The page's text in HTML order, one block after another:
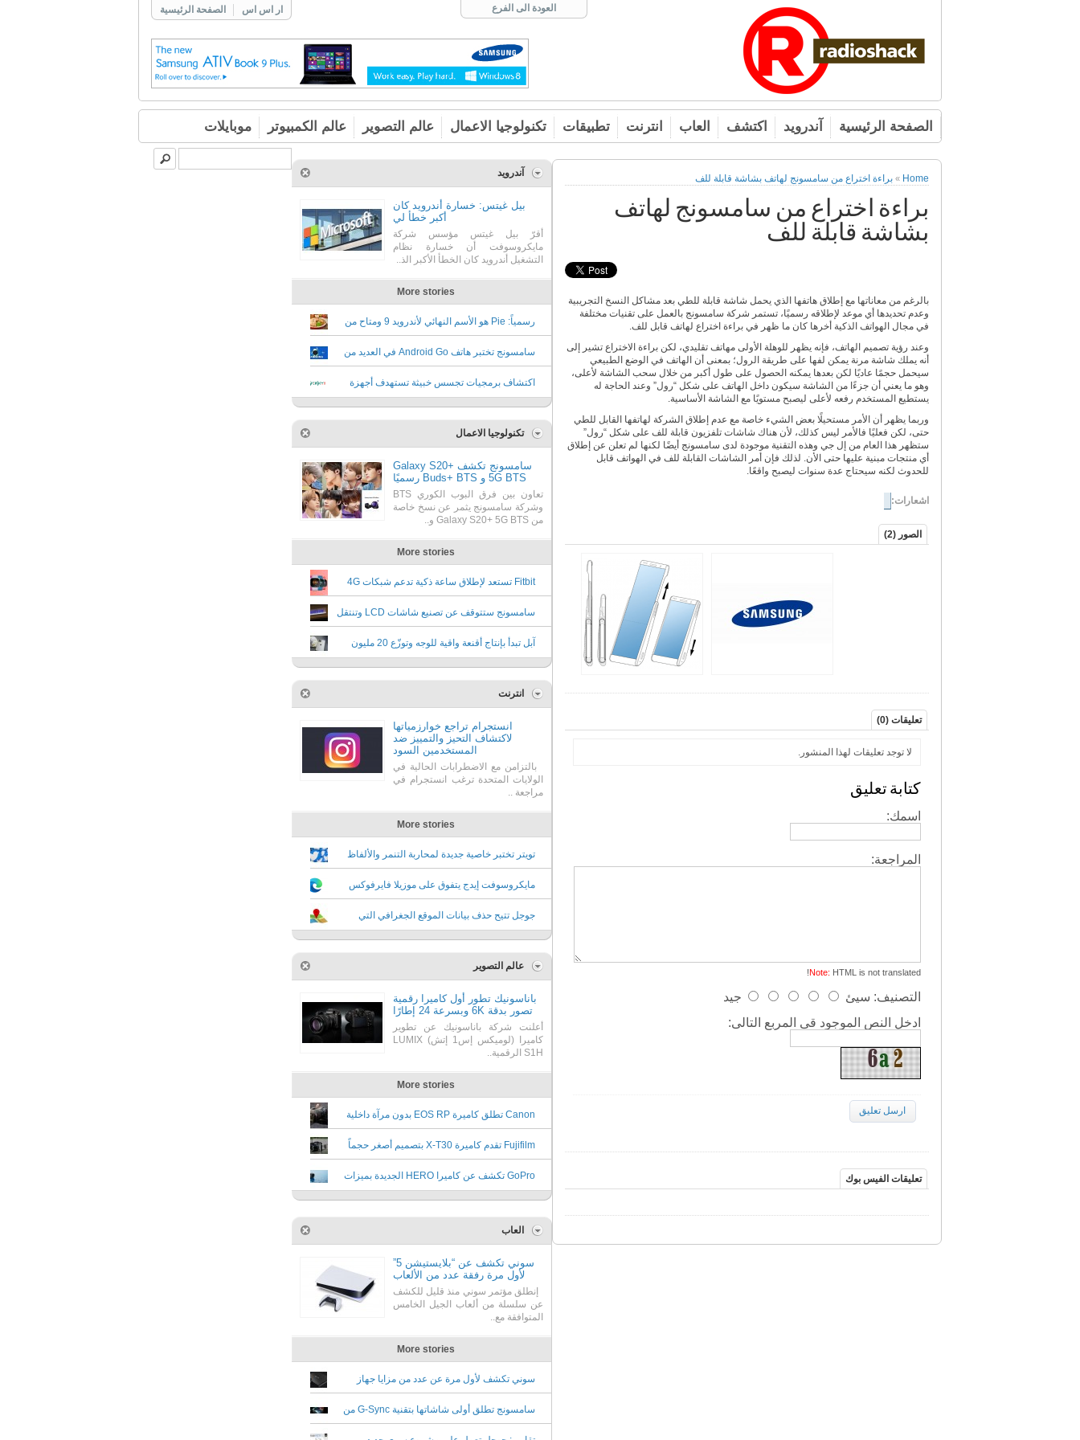
العودة الى الفرع الصفحة الرئيسية ار اس اس
الصفحة الرئيسية آندرويد اكتشف العاب انترنت تطبيقات تكنولوجيا الاعمال عالم التصوير عالم الكمبيوتر موبايلات
آندرويد
بيل غيتس: خسارة أندرويد كان
أكبر خطأ لي
أقرّ بيل غيتس مؤسس شركة
مايكروسوفت أن خسارة نظام
التشغيل أندرويد كان الخطأ الأكبر الذ..
More stories
رسمياً: Pie هو الأسم النهائي لأندرويد 9 ومتاح من
اليوم
سامسونج تختبر هاتف Android Go في العديد من
البلدان حول العالم، وفقا لتقرير جديد
اكتشاف برمجيات تجسس خبيثة تستهدف أجهزة
آندرويد
تكنولوجيا الاعمال
سامسونج تكشف Galaxy S20+
5G BTS و Buds+ BTS رسميًا
تعاون بين فرق البوب الكوري BTS
وشركة سامسونج يثمر عن نسخ خاصة
من Galaxy S20+ 5G BTS و..
More stories
Fitbit تستعد لإطلاق ساعة ذكية تدعم شبكات 4G
للأطفال
سامسونج ستتوقف عن تصنيع شاشات LCD وتنتقل
إلى تقنية QD
آبل تبدأ بإنتاج أقنعة واقية للوجه وتوزّع 20 مليون
قطعة مجاناً
انترنت
انستجرام تراجع خوارزمياتها
لاكتشاف التحيز والتمييز ضد
المستخدمين السود
بالتزامن مع الاضطرابات الحالية في
الولايات المتحدة ترغب انستجرام في
مراجعة ..
More stories
تويتر تختبر خاصية جديدة لمحاربة التنمر والألفاظ
المسيئة في الردود
مايكروسوفت إيدج يتفوق على موزيلا فايرفوكس
كثاني أكثر متصفح استخداماً
جوجل تتيح حذف بيانات الموقع الجغرافي التي
تعرفها عنك تلقائياً
عالم التصوير
باناسونيك تطور أول كاميرا رقمية
تصور بدقة 6K وبسرعة 24 إطارًا
أعلنت شركة باناسونيك عن تطوير
كاميرا (لوميكس إس1 إتش) ‏‎LUMIX
S1H‎‏ الرقمية..
More stories
Canon تطلق كاميرة EOS RP بدون مرآة داخلية
وسعر 1299 دولار
Fujifilm تقدم كاميرة X-T30 بتصميم أصغر حجماً
وسعر يبدأ من 899 دولار
GoPro تكشف عن كاميرا HERO الجديدة بميزات
متعددة وسعر 199 دولار
العاب
سوني تكشف عن “بلايستيشن 5”
لأول مرة رفقة عدد من الألعاب
إنطلق مؤتمر سوني منذ قليل للكشف
عن سلسلة من ألعاب الجيل الخامس
المتوافقة مع..
More stories
سوني تكشف لأول مرة عن عدد من مزايا جهاز
ألعابها القادم PS5
سامسونج تطلق أولى شاشاتها بتقنية G-Sync من
نفيديا
Home
» براءة اختراع من سامسونج لهاتف بشاشة قابلة للف
براءة اختراع من سامسونج لهاتف
بشاشة قابلة للف
بالرغم من معاناتها مع إطلاق هاتفها الذي يحمل شاشة قابلة للطي بعد مشاكل النسخ التجريبية
وعدم تحديدها أي موعد لإطلاقه رسميًا، تستمر شركة سامسونج بالعمل على تقنيات مختلفة
في مجال الهواتف الذكية أخرها كان ما ظهر في براءة اختراع لهاتف قابل للف.
وعند رؤية تصميم الهاتف، فإنه يظهر للوهلة الأولى مهاتف تقليدي، لكن براءة الاختراع تشير إلى
أنه يملك شاشة مرنة يمكن لفها على طريقة الرول؛ بمعنى أن الهاتف في الوضع الطبيعي
سيحمل حجمًا عاديًا لكن بعدها يمكنه الحصول على طول أكبر من خلال سحب الشاشة لأعلى،
وهو ما يعني أن جزءًا من الشاشة سيكون داخل الهاتف على شكل “رول” وعند الحاجة له
يستطيع المستخدم رفعه لأعلى ليصبح مستويًا مع الشاشة الأساسية.
وربما يظهر أن الأمر مستحيلًا بعض الشيء خاصة مع عدم إطلاق الشركة لهاتفها القابل للطي
حتى، لكن فعليًا فالأمر ليس كذلك، لأن هناك شاشات تلفزيون قابلة للف على شكل “رول”
ستظهر هذا العام من إل جي وهذه التقنية موجودة لدى سامسونج أيضًا لكنها لم تعلن عن إطلاق
أي منتجات مبنية عليها حتى الأن. لذلك فإن أمر الشاشات القابلة للف في الهواتف قابل
للحدوث لكنه سيحتاج عدة سنوات ليصبح واقعًا.
اشعارات:
الصور (2)
تعليقات (0)
لا توجد تعليقات لهذا المنشور.
كتابة تعليق
اسمك:
المراجعة:
Note: HTML is not translated!
التصنيف: سيئ
جيد
ادخل النص الموجود قى المربع التالى:
ارسل تعليق
تعليقات الفيس بوك